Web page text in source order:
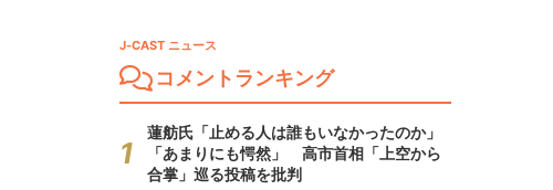
J-CAST ニュース
コメントランキング
蓮舫氏「止める人は誰もいなかったのか」
「あまりにも愕然」 高市首相「上空から
合掌」巡る投稿を批判